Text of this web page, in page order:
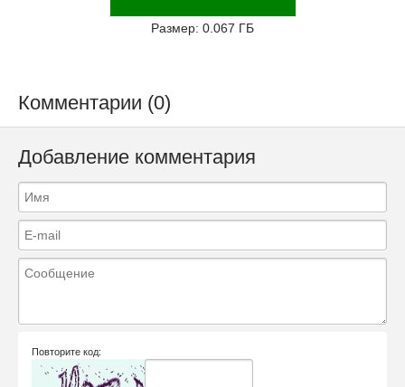
Размер: 0.067 ГБ
Комментарии (0)
Добавление комментария
Повторите код: